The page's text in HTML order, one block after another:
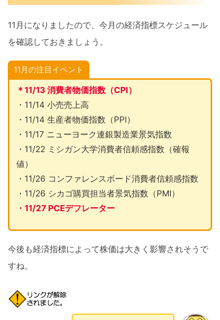
11月になりましたので、今月の経済指標スケジュール
を確認しておきましょう。
11月の注目イベント
＊11/13 消費者物価指数（CPI）
・11/14 小売売上高
・11/14 生産者物価指数（PPI）
・11/17 ニューヨーク連銀製造業景気指数
・11/22 ミシガン大学消費者信頼感指数（確報
値）
・11/26 コンファレンスボード消費者信頼感指数
・11/26 シカゴ購買担当者景気指数（PMI）
・11/27 PCEデフレーター
今後も経済指標によって株価は大きく影響されそうで
すね。